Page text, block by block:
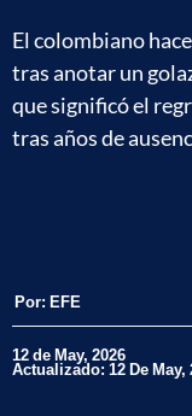
El colombiano
tras anotar un
que significó el
tras años de
Por: EFE
12 de May, 2026
Actualizado: 12 De May,